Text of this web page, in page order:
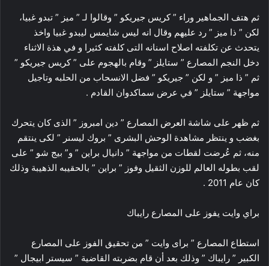
ثم هتف الجماهير وراء ” كريس جيريكو ” وقالوا لـ ” ميز ” تبدو غبيا،
لكن ” ذا ميز ” رد عليهم وقال انه ليس شايمس ليبدو غبيا واخذ
يتحدث عن تكلفته اصلاح اسنانه التى كلفته كثيرا و في هذة الاثناء
دخل النجم المصارع ” ستايلز ” وقام بالهجوم على ” كريس جيريكو ”
ثم ” ذا ميز ” و لكن ” جيريكو ” فضل الانسحاب من الحلبه وتاجيل
مواجهة ” ستايلز ” في عرض سماكدوان القادم .
ثم ظهر على شاشة العرض المصارع ” دين امبروز ” الذى كان يتحرك
بغضب و ينتظر مشاهدة الوحش البشرى ” بروك ليسنر ” لكى ينتقم
منه، ثم عُرضت لقطات من مواجهة ” دانيال براين ” و” بيج شو ” على
لقب بطوله العالم للوزن الثقيل وفوز ” براين ” بالحقيبه الذهيبة وذلك
كان عام 2011 .
براي وايت يفوز على المصارع رايباك
استطاع المصارع ” براى وايت ” من تحقيق الفوز على المصارع
الكبير ” رايباك ” وذلك بعد أن قام بضربته القاضية ” سيستر ابيجال ”